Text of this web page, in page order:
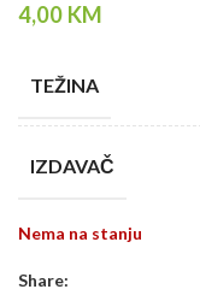
4,00 KM
TEŽINA
IZDAVAČ
Nema na stanju
Share: